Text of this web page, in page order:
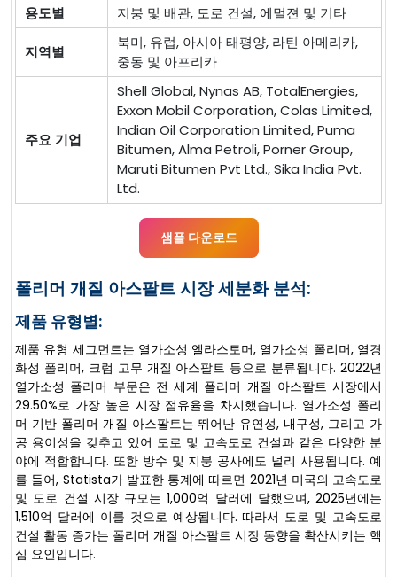
용도별 지붕 및 배관, 도로 건설, 에멀젼 및 기타
지역별
북미, 유럽, 아시아 태평양, 라틴 아메리카,
중동 및 아프리카
주요 기업
Shell Global, Nynas AB, TotalEnergies,
Exxon Mobil Corporation, Colas Limited,
Indian Oil Corporation Limited, Puma
Bitumen, Alma Petroli, Porner Group,
Maruti Bitumen Pvt Ltd., Sika India Pvt.
Ltd.
샘플 다운로드
폴리머 개질 아스팔트 시장 세분화 분석:
제품 유형별:
제품 유형 세그먼트는 열가소성 엘라스토머, 열가소성 폴리머, 열경
화성 폴리머, 크럼 고무 개질 아스팔트 등으로 분류됩니다. 2022년
열가소성 폴리머 부문은 전 세계 폴리머 개질 아스팔트 시장에서
29.50%로 가장 높은 시장 점유율을 차지했습니다. 열가소성 폴리
머 기반 폴리머 개질 아스팔트는 뛰어난 유연성, 내구성, 그리고 가
공 용이성을 갖추고 있어 도로 및 고속도로 건설과 같은 다양한 분
야에 적합합니다. 또한 방수 및 지붕 공사에도 널리 사용됩니다. 예
를 들어, Statista가 발표한 통계에 따르면 2021년 미국의 고속도로
및 도로 건설 시장 규모는 1,000억 달러에 달했으며, 2025년에는
1,510억 달러에 이를 것으로 예상됩니다. 따라서 도로 및 고속도로
건설 활동 증가는 폴리머 개질 아스팔트 시장 동향을 확산시키는 핵
심 요인입니다.